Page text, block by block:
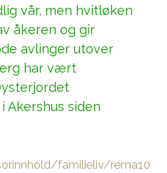
vår, men hvitløken
åkeren og gir
avlinger utover
har vært
Akershus siden
familieliv/rema10